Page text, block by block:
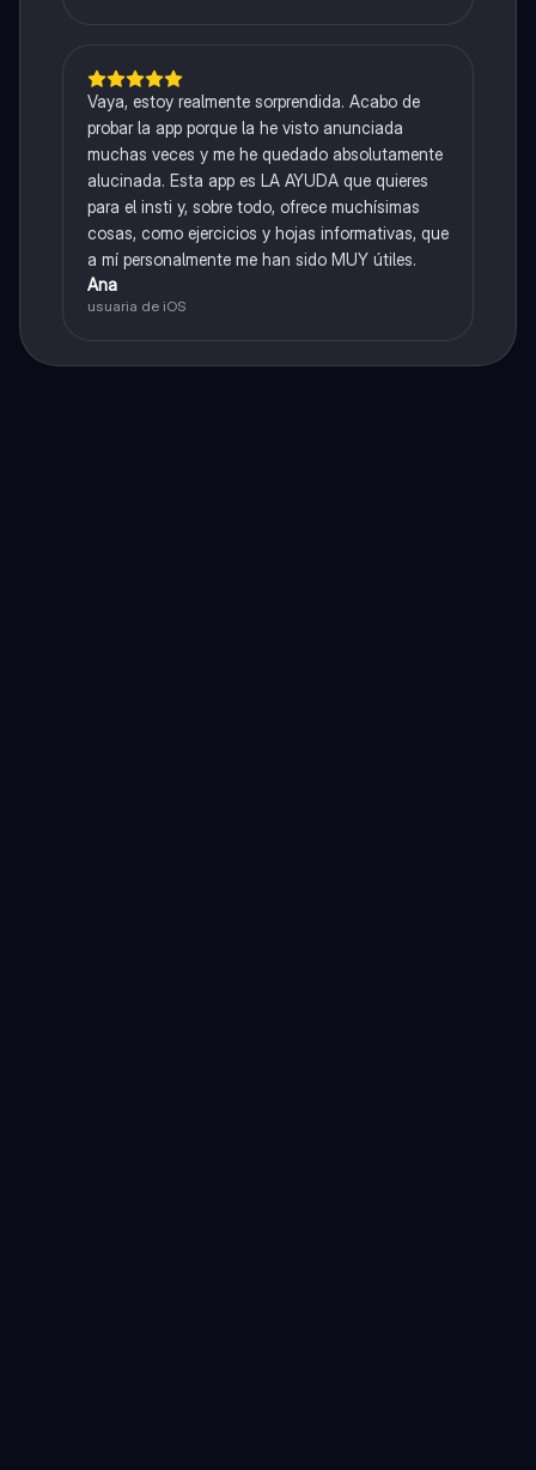
Vaya, estoy realmente sorprendida. Acabo de
probar la app porque la he visto anunciada
muchas veces y me he quedado absolutamente
alucinada. Esta app es LA AYUDA que quieres
para el insti y, sobre todo, ofrece muchísimas
cosas, como ejercicios y hojas informativas, que
a mí personalmente me han sido MUY útiles.
Ana
usuaria de iOS